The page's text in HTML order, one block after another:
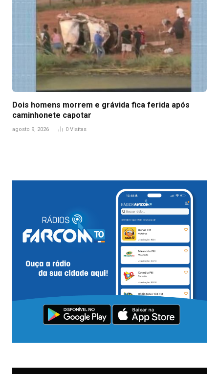
Dois homens morrem e grávida fica ferida após
caminhonete capotar
agosto 9, 2026 0 Visitas